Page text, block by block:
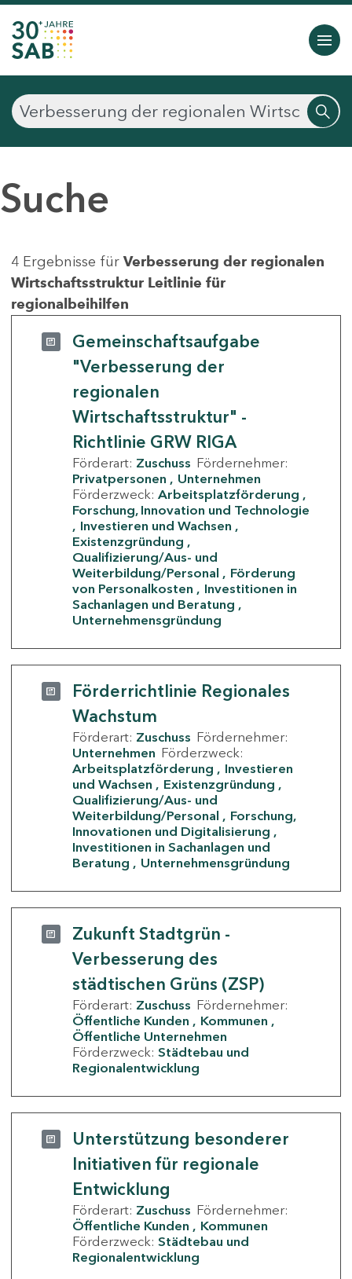
Suche
4 Ergebnisse für Verbesserung der regionalen
Wirtschaftsstruktur Leitlinie für
regionalbeihilfen
Gemeinschaftsaufgabe
"Verbesserung der
regionalen
Wirtschaftsstruktur" -
Richtlinie GRW RIGA
Förderart: Zuschuss Fördernehmer:
Privatpersonen
Unternehmen
Förderzweck: Arbeitsplatzförderung
Forschung, Innovation und Technologie
Investieren und Wachsen
Existenzgründung
Qualifizierung/Aus- und
Weiterbildung/Personal
Förderung
von Personalkosten
Investitionen in
Sachanlagen und Beratung
Unternehmensgründung
Förderrichtlinie Regionales
Wachstum
Förderart: Zuschuss Fördernehmer:
Unternehmen Förderzweck:
Arbeitsplatzförderung
Investieren
und Wachsen
Existenzgründung
Qualifizierung/Aus- und
Weiterbildung/Personal
Forschung,
Innovationen und Digitalisierung
Investitionen in Sachanlagen und
Beratung
Unternehmensgründung
Zukunft Stadtgrün -
Verbesserung des
städtischen Grüns (ZSP)
Förderart: Zuschuss Fördernehmer:
Öffentliche Kunden
Kommunen
Öffentliche Unternehmen
Förderzweck: Städtebau und
Regionalentwicklung
Unterstützung besonderer
Initiativen für regionale
Entwicklung
Förderart: Zuschuss Fördernehmer:
Öffentliche Kunden
Kommunen
Förderzweck: Städtebau und
Regionalentwicklung